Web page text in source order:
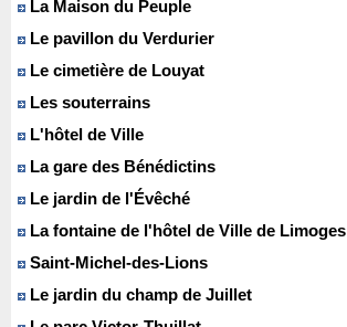
La Maison du Peuple
Le pavillon du Verdurier
Le cimetière de Louyat
Les souterrains
L'hôtel de Ville
La gare des Bénédictins
Le jardin de l'Évêché
La fontaine de l'hôtel de Ville de Limoges
Saint-Michel-des-Lions
Le jardin du champ de Juillet